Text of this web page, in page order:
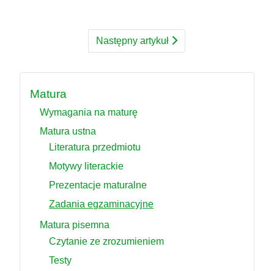
Następny artykuł
Matura
Wymagania na maturę
Matura ustna
Literatura przedmiotu
Motywy literackie
Prezentacje maturalne
Zadania egzaminacyjne
Matura pisemna
Czytanie ze zrozumieniem
Testy